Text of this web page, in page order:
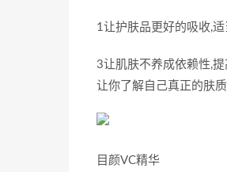
1让护肤品更好的吸收,
3让肌肤不养成依赖性,
让你了解自己真正的肤
目颜VC精华